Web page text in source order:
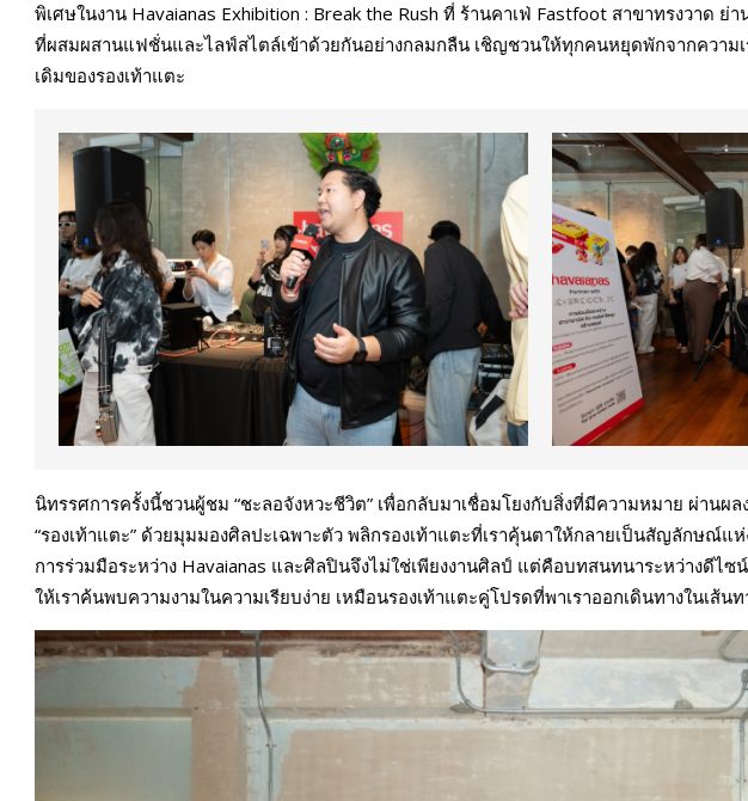
พิเศษในงาน Havaianas Exhibition : Break the Rush ที่ ร้านคาเฟ่ Fastfoot สาขาทรงวาด
ที่ผสมผสานแฟชั่นและไลฟ์สไตล์เข้าด้วยกันอย่างกลมกลืน เชิญชวนให้ทุกคนหยุดพักจากความ
เดิมของรองเท้าแตะ
นิทรรศการครั้งนี้ชวนผู้ชม “ชะลอจังหวะชีวิต” เพื่อกลับมาเชื่อมโยงกับสิ่งที่มีความหมาย ผ่านผ
“รองเท้าแตะ” ด้วยมุมมองศิลปะเฉพาะตัว พลิกรองเท้าแตะที่เราคุ้นตาให้กลายเป็นสัญลักษณ์
การร่วมมือระหว่าง Havaianas และศิลปินจึงไม่ใช่เพียงงานศิลป์ แต่คือบทสนทนาระหว่างดี
ให้เราค้นพบความงามในความเรียบง่าย เหมือนรองเท้าแตะคู่โปรดที่พาเราออกเดินทางในเส้นท